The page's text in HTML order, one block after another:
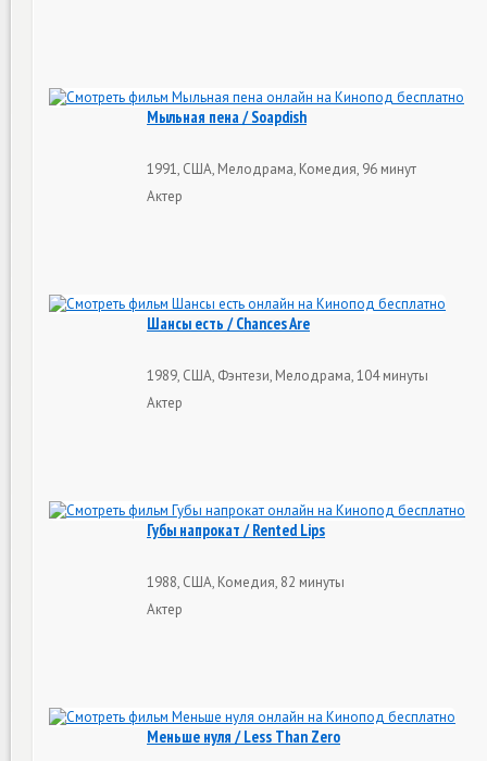
Мыльная пена / Soapdish
1991, США, Мелодрама, Комедия, 96 минут
Актер
Шансы есть / Chances Are
1989, США, Фэнтези, Мелодрама, 104 минуты
Актер
Губы напрокат / Rented Lips
1988, США, Комедия, 82 минуты
Актер
Меньше нуля / Less Than Zero